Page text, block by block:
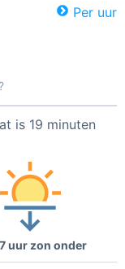
Per uur
is 19 minuten
uur zon onder